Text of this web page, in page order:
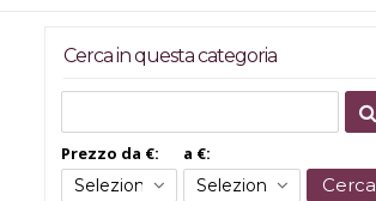
Cerca in questa categoria
Prezzo da €: a €:
Cerca